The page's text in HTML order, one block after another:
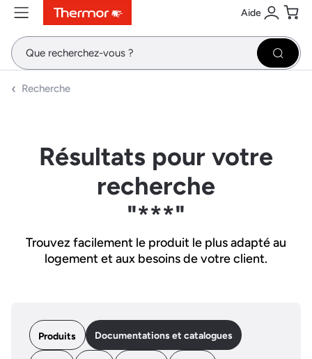
ContenuMenuRecherche Aide
Se
Recherche
Résultats pour votre
recherche
"***"
Trouvez facilement le produit le plus adapté au
logement et aux besoins de votre client.
Produits Documentations et catalogues